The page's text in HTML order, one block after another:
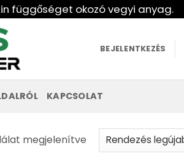
függőséget okozó vegyi anyag.
BEJELENTKEZÉS
KAPCSOLAT
megjelenítveLegújabb
szerint